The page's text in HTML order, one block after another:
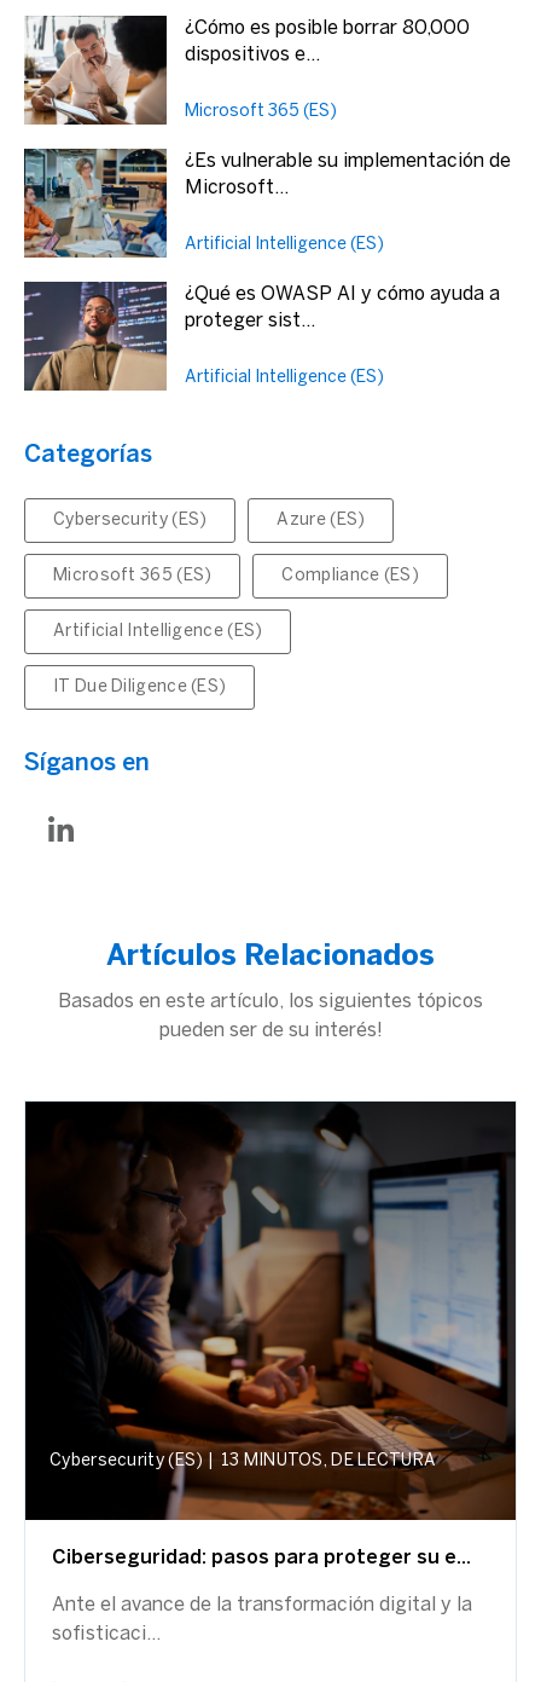
¿Cómo es posible borrar 80,000
dispositivos e...
Microsoft 365 (ES)
¿Es vulnerable su implementación de
Microsoft...
Artificial Intelligence (ES)
¿Qué es OWASP AI y cómo ayuda a
proteger sist...
Artificial Intelligence (ES)
Categorías
Cybersecurity (ES) Azure (ES)
Microsoft 365 (ES) Compliance (ES)
Artificial Intelligence (ES)
IT Due Diligence (ES)
Síganos en
Artículos Relacionados
Basados en este artículo, los siguientes tópicos
pueden ser de su interés!
Cybersecurity (ES) 13 MINUTOS, DE LECTURA
Ciberseguridad: pasos para proteger su e...
Ante el avance de la transformación digital y la
sofisticaci...